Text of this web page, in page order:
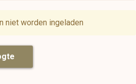
niet worden ingeladen